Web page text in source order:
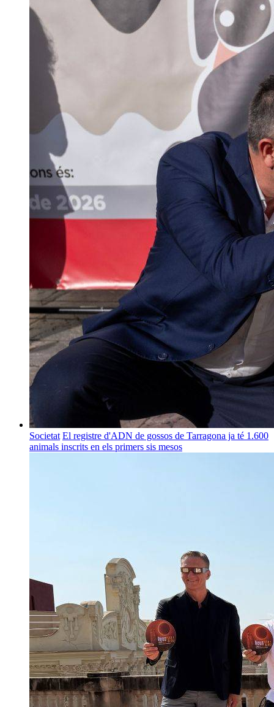
Societat El registre d'ADN de gossos de Tarragona ja té 1.600
animals inscrits en els primers sis mesos